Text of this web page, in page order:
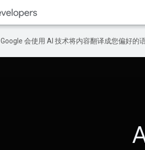
Google 会使用 AI 技术将内容翻译成您偏好的